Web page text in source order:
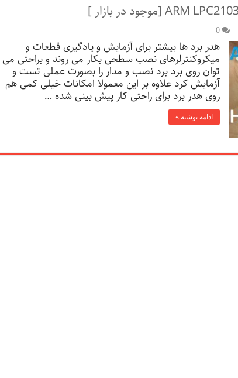
0
هدر برد ها بیشتر برای آزمایش و یادگیری قطعات و
میکروکنترلرهای نصب سطحی بکار می روند و براحتی می
توان روی برد برد نصب و مدار را بصورت عملی تست و
آزمایش کرد علاوه بر این معمولا امکانات خیلی کمی هم
روی هدر برد برای راحتی کار پیش بینی شده …
ادامه نوشته »